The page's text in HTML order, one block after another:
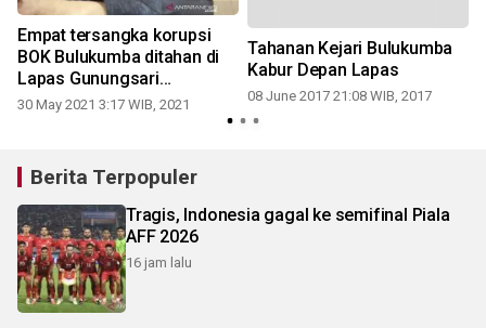
Empat tersangka korupsi
BOK Bulukumba ditahan di
Lapas Gunungsari
Makassar
30 May 2021 3:17 WIB, 2021
Tahanan Kejari Bulukumba
Kabur Depan Lapas
08 June 2017 21:08 WIB, 2017
Berita Terpopuler
Tragis, Indonesia gagal ke semifinal Piala
AFF 2026
16 jam lalu